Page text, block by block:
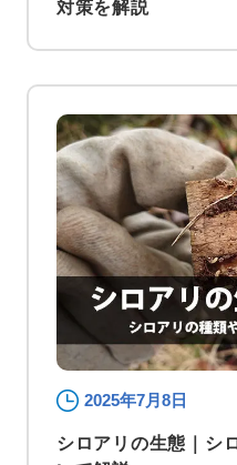
対策を解説
2025年7月8日
シロアリの生態｜シ